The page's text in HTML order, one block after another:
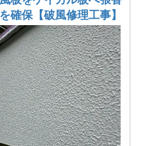
確保【破風修理工事】